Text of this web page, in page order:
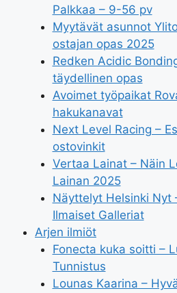
Palkkaa – 9-56 pv
Myytävät asunnot
ostajan opas 2025
Redken Acidic
täydellinen opas
Avoimet työpaikat
hakukanavat
Next Level Racing –
ostovinkit
Vertaa Lainat – Näin
Lainan 2025
Näyttelyt Helsinki Nyt
Ilmaiset Galleriat
Arjen ilmiöt
Fonecta kuka soitti –
Tunnistus
Lounas Kaarina –